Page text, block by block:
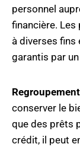
personnel
financière.
à diverses fins
garantis par
conserver le
que des prêts
crédit, il peut